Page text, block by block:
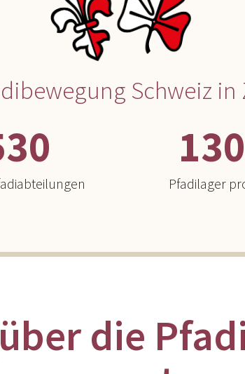
Schweiz in
Pfadilager
die